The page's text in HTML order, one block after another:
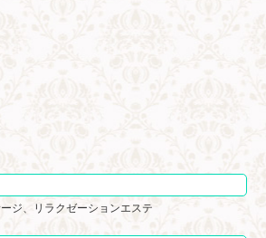
ジ、リラクゼーションエステ